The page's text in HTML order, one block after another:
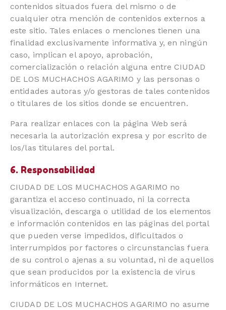
contenidos situados fuera del mismo o de
cualquier otra mención de contenidos externos a
este sitio. Tales enlaces o menciones tienen una
finalidad exclusivamente informativa y, en ningún
caso, implican el apoyo, aprobación,
comercialización o relación alguna entre CIUDAD
DE LOS MUCHACHOS AGARIMO y las personas o
entidades autoras y/o gestoras de tales contenidos
o titulares de los sitios donde se encuentren.
Para realizar enlaces con la página Web será
necesaria la autorización expresa y por escrito de
los/las titulares del portal.
6. Responsabilidad
CIUDAD DE LOS MUCHACHOS AGARIMO no
garantiza el acceso continuado, ni la correcta
visualización, descarga o utilidad de los elementos
e información contenidos en las páginas del portal
que pueden verse impedidos, dificultados o
interrumpidos por factores o circunstancias fuera
de su control o ajenas a su voluntad, ni de aquellos
que sean producidos por la existencia de virus
informáticos en Internet.
CIUDAD DE LOS MUCHACHOS AGARIMO no asume